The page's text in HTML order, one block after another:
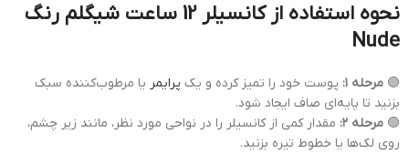
نحوه استفاده از کانسیلر 12 ساعت شیگلم رنگ
Nude
🟢 مرحله ۱: پوست خود را تمیز کرده و یک پرایمر یا مرطوب‌کننده سبک
بزنید تا پایه‌ای صاف ایجاد شود.
🟢 مرحله ۲:
مقدار کمی از کانسیلر را در نواحی مورد نظر، مانند زیر چشم،
روی لک‌ها یا خطوط تیره بزنید.